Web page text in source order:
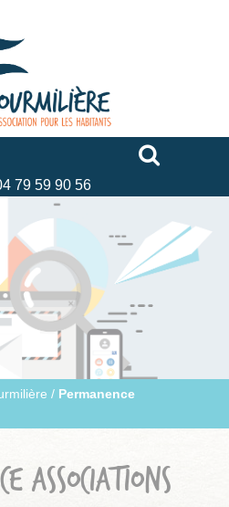
79 59 90 56
/ Permanence
ASSOCIATIONS